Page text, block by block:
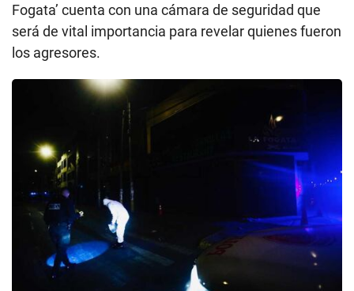
Fogata’ cuenta con una cámara de seguridad que
será de vital importancia para revelar quienes fueron
los agresores.